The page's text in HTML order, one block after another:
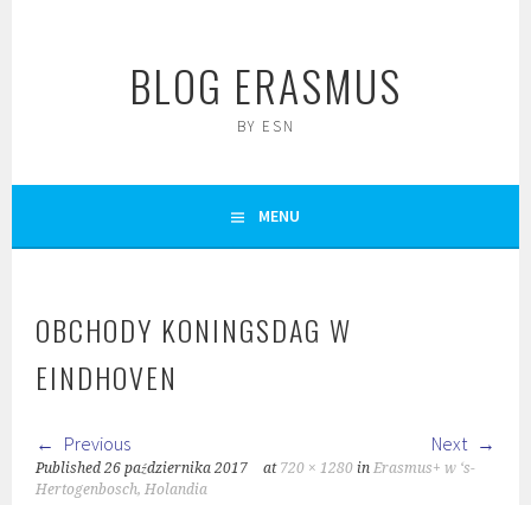
BLOG ERASMUS
BY ESN
MENU
OBCHODY KONINGSDAG W
EINDHOVEN
Previous Next
Published26 października 2017 at 720 × 1280 inErasmus+ w ‘s-
Hertogenbosch, Holandia